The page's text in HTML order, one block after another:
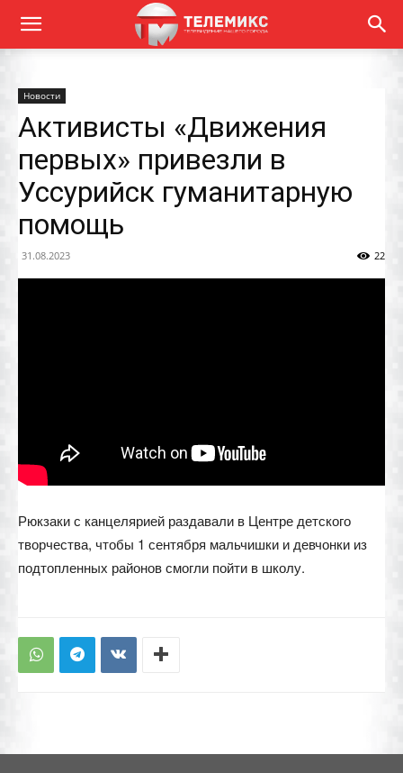
Новости
Активисты «Движения
первых» привезли в
Уссурийск гуманитарную
помощь
31.08.2023 22
Рюкзаки с канцелярией раздавали в Центре детского
творчества, чтобы 1 сентября мальчишки и девчонки из
подтопленных районов смогли пойти в школу.